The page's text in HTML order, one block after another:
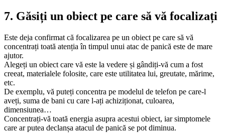
7. Găsiți un obiect pe care să vă focalizați
Este deja confirmat că focalizarea pe un obiect pe care să vă
concentrați toată atenția în timpul unui atac de panică este de mare
ajutor.
Alegeți un obiect care vă este la vedere și gândiți-vă cum a fost
creeat, materialele folosite, care este utilitatea lui, greutate, mărime,
etc.
De exemplu, vă puteți concentra pe modelul de telefon pe care-l
aveți, suma de bani cu care l-ați achiziționat, culoarea,
dimensiunea…
Concentrați-vă toată energia asupra acestui obiect, iar simptomele
care ar putea declanșa atacul de panică se pot diminua.